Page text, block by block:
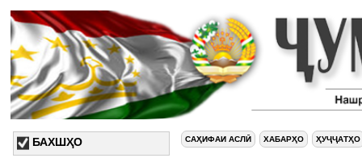
БАХШҲО САҲИФАИ АСЛӢ ХАБАРҲО ҲУҶҶАТҲО